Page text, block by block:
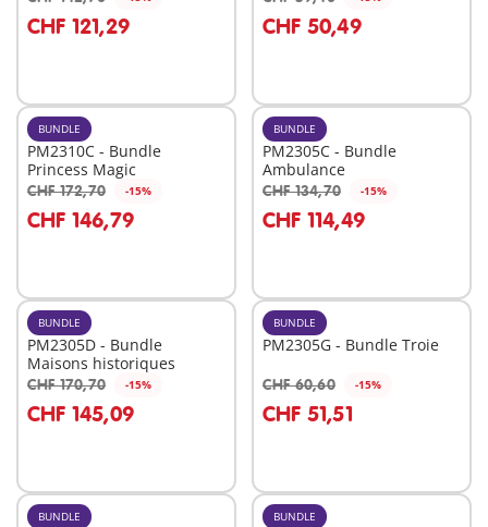
CHF 121,29
Au panier
CHF 50,49
Au panier
BUNDLE
PM2310C - Bundle
Princess Magic
CHF 172,70 -15%
CHF 146,79
Au panier
BUNDLE
PM2305C - Bundle
Ambulance
CHF 134,70 -15%
CHF 114,49
Au panier
BUNDLE
PM2305D - Bundle
Maisons historiques
CHF 170,70 -15%
CHF 145,09
Au panier
BUNDLE
PM2305G - Bundle Troie
CHF 60,60 -15%
CHF 51,51
BUNDLE BUNDLE